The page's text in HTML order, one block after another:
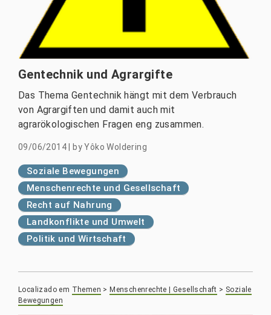
Gentechnik und Agrargifte
Das Thema Gentechnik hängt mit dem Verbrauch
von Agrargiften und damit auch mit
agrarökologischen Fragen eng zusammen.
09/06/2014 byYôko Woldering
Soziale Bewegungen
Menschenrechte und Gesellschaft
Recht auf Nahrung
Landkonflikte und Umwelt
Politik und Wirtschaft
Localizado em Themen >Menschenrechte | Gesellschaft > Soziale
Bewegungen